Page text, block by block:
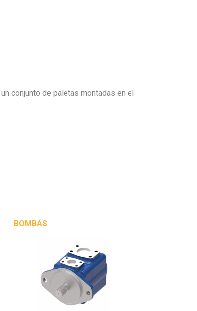
conjunto de paletas montadas en el
BOMBAS